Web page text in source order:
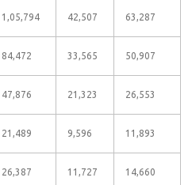
1,05,794 42,507 63,287
84,472 33,565 50,907
47,876 21,323 26,553
21,489 9,596 11,893
26,387 11,727 14,660